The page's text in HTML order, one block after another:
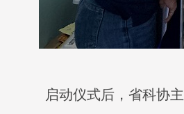
启动仪式后，省科协